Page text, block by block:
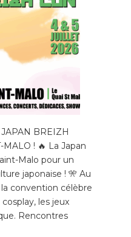
BREIZH
MALO ! 🔥 La Japan
Malo pour un
japonaise ! 🎌 Au
convention célèbre
les jeux
Rencontres